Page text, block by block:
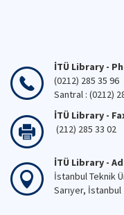
İTÜ Library -
(0212) 285 35 96
Santral : (0212)
İTÜ Library -
(212) 285 33 02
İTÜ Library -
İstanbul Teknik
Sarıyer, İstanbul